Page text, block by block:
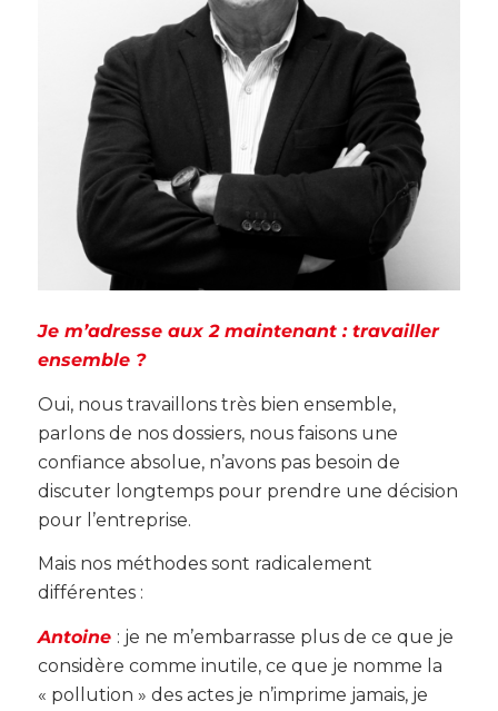
Je m’adresse aux 2 maintenant : travailler
ensemble ?
Oui, nous travaillons très bien ensemble,
parlons de nos dossiers, nous faisons une
confiance absolue, n’avons pas besoin de
discuter longtemps pour prendre une décision
pour l’entreprise.
Mais nos méthodes sont radicalement
différentes :
Antoine : je ne m’embarrasse plus de ce que je
considère comme inutile, ce que je nomme la
« pollution » des actes je n’imprime jamais, je